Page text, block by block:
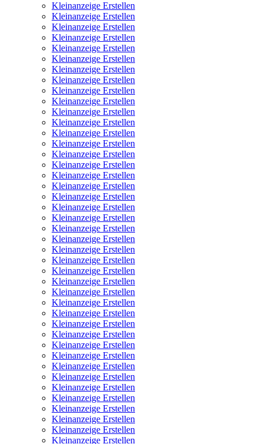
Kleinanzeige Erstellen
Kleinanzeige Erstellen
Kleinanzeige Erstellen
Kleinanzeige Erstellen
Kleinanzeige Erstellen
Kleinanzeige Erstellen
Kleinanzeige Erstellen
Kleinanzeige Erstellen
Kleinanzeige Erstellen
Kleinanzeige Erstellen
Kleinanzeige Erstellen
Kleinanzeige Erstellen
Kleinanzeige Erstellen
Kleinanzeige Erstellen
Kleinanzeige Erstellen
Kleinanzeige Erstellen
Kleinanzeige Erstellen
Kleinanzeige Erstellen
Kleinanzeige Erstellen
Kleinanzeige Erstellen
Kleinanzeige Erstellen
Kleinanzeige Erstellen
Kleinanzeige Erstellen
Kleinanzeige Erstellen
Kleinanzeige Erstellen
Kleinanzeige Erstellen
Kleinanzeige Erstellen
Kleinanzeige Erstellen
Kleinanzeige Erstellen
Kleinanzeige Erstellen
Kleinanzeige Erstellen
Kleinanzeige Erstellen
Kleinanzeige Erstellen
Kleinanzeige Erstellen
Kleinanzeige Erstellen
Kleinanzeige Erstellen
Kleinanzeige Erstellen
Kleinanzeige Erstellen
Kleinanzeige Erstellen
Kleinanzeige Erstellen
Kleinanzeige Erstellen
Kleinanzeige Erstellen